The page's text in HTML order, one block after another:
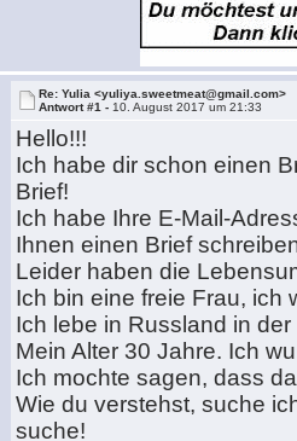
Re: Yulia <yuliya.sweetmeat@gmail.com>
Antwort #1 - 10. August 2017 um 21:33
Hellо!!!
Ich habe dir schon einen
Brief!
Ich habe Ihre E-Mail-
Ihnen einen Brief
Leider haben die
Ich bin eine freie Frau, ich
Ich lebe in Russland in
Mein Alter 30 Jahre. Ich
Ich mochte sagen, dass
Wie du verstehst, suche
suche!